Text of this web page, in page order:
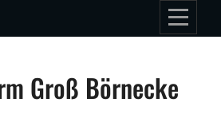
Groß Börnecke